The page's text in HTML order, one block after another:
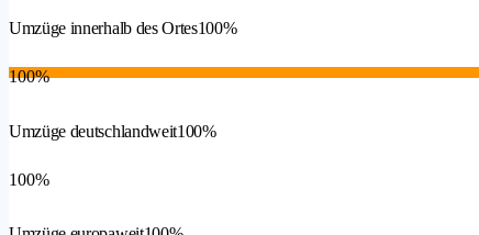
Umzüge innerhalb des Ortes100%
100%
Umzüge deutschlandweit100%
100%